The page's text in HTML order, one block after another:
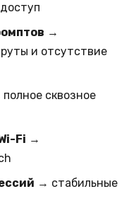
→
и отсутствие
сквозное
Fi →
→ стабильные